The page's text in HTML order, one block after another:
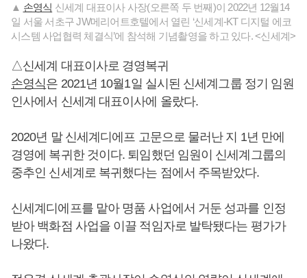
▲ 손영식 신세계 대표이사 사장(오른쪽 두 번째)이 2022년 12월14
일 서울 서초구 JW메리어트호텔에서 열린 ‘신세계-KT 디지털 에코
시스템 사업협력 체결식’에 참석해 기념촬영을 하고 있다. <신세계>
△신세계 대표이사로 경영복귀
손영식은 2021년 10월1일 실시된 신세계그룹 정기 임원
인사에서 신세계 대표이사에 올랐다.
2020년 말 신세계디에프 고문으로 물러난 지 1년 만에
경영에 복귀한 것이다. 퇴임했던 임원이 신세계그룹의
중추인 신세계로 복귀했다는 점에서 주목받았다.
신세계디에프를 맡아 명품 사업에서 거둔 성과를 인정
받아 백화점 사업을 이끌 적임자로 발탁됐다는 평가가
나왔다.